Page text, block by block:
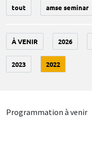
tout amse seminar
À VENIR 2026
2023 2022
Programmation à venir